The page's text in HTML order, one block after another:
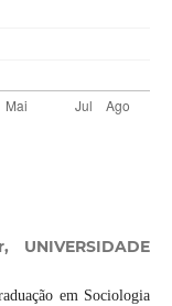
UNIVERSIDADE
em Sociologia